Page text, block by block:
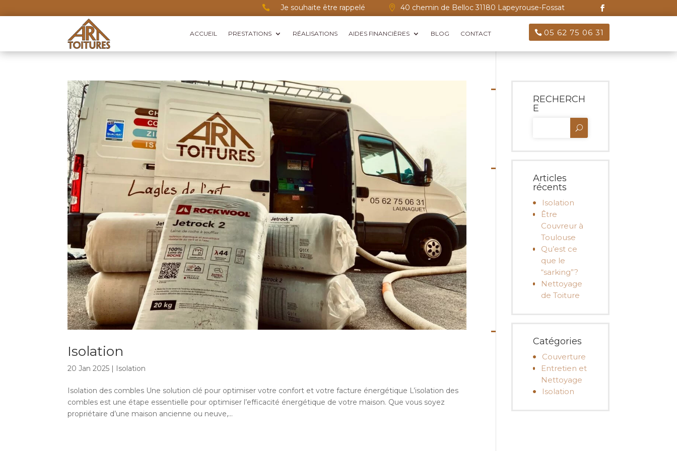
 Je souhaite être rappelé  40 chemin de Belloc 31180 Lapeyrouse-Fossat
ACCUEIL PRESTATIONS RÉALISATIONS AIDES FINANCIÈRES BLOG CONTACT 05 62 75 06 31
Isolation
20 Jan 2025 | Isolation
Isolation des combles Une solution clé pour optimiser votre confort et votre facture énergétique L’isolation des
combles est une étape essentielle pour optimiser l’efficacité énergétique de votre maison. Que vous soyez
propriétaire d’une maison ancienne ou neuve,...
RECHERCH
E
Articles
récents
Isolation
Être
Couvreur à
Toulouse
Qu’est ce
que le
“sarking”?
Nettoyage
de Toiture
Catégories
Couverture
Entretien et
Nettoyage
Isolation